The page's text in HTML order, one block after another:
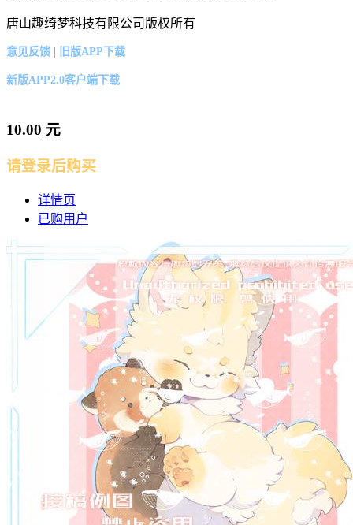
唐山趣绮梦科技有限公司版权所有
意见反馈 | 旧版APP下载
新版APP2.0客户端下载
10.00 元
请登录后购买
详情页
已购用户